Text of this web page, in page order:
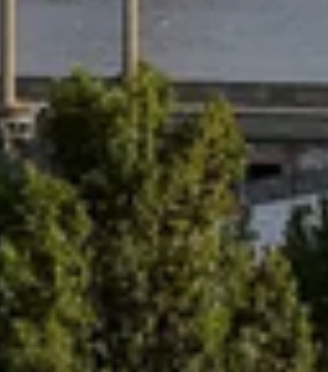
VÝZVY, HLASOVÁNÍ, SOUTĚŽE TÉMA
TÉMATA SPÍCÍ